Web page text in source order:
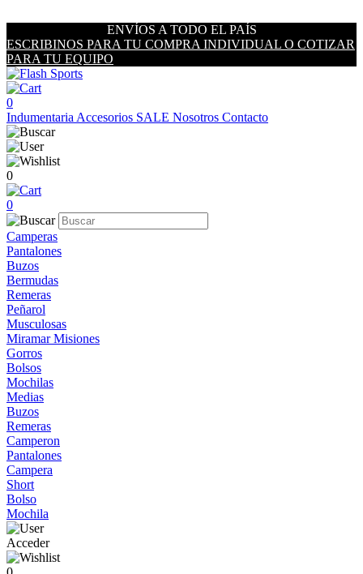
ENVÍOS A TODO EL PAÍS
ESCRIBINOS PARA TU COMPRA INDIVIDUAL O COTIZAR
PARA TU EQUIPO
0
Indumentaria Accesorios SALE Nosotros Contacto
0
0
Camperas
Pantalones
Buzos
Bermudas
Remeras
Peñarol
Musculosas
Miramar Misiones
Gorros
Bolsos
Mochilas
Medias
Buzos
Remeras
Camperon
Pantalones
Campera
Short
Bolso
Mochila
Acceder